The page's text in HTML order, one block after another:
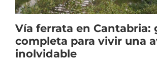
Vía ferrata en Cantabria:
completa para vivir una
inolvidable